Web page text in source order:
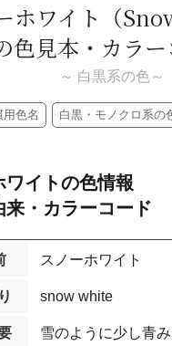
ホワイト （
色見本・カラ
～ 白黒系の色～
色名 白黒・モノクロ系の
ワイトの色情報
来・カラーコード
スノーホワイト
snow white
雪のように少し青